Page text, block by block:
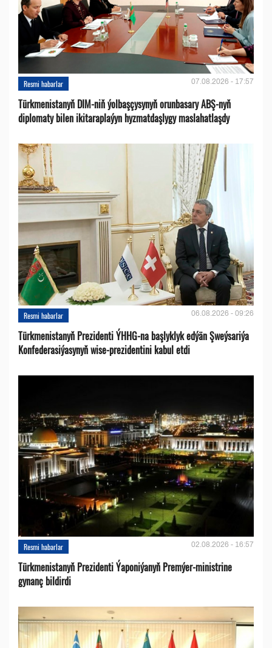
Resmi habarlar 07.08.2026 - 17:57
Türkmenistanyň DIM-niň ýolbaşçysynyň orunbasary ABŞ-nyň
diplomaty bilen ikitaraplaýyn hyzmatdaşlygy maslahatlaşdy
Resmi habarlar 06.08.2026 - 09:26
Türkmenistanyň Prezidenti ÝHHG-na başlyklyk edýän Şweýsariýa
Konfederasiýasynyň wise-prezidentini kabul etdi
Resmi habarlar 02.08.2026 - 16:57
Türkmenistanyň Prezidenti Ýaponiýanyň Premýer-ministrine
gynanç bildirdi